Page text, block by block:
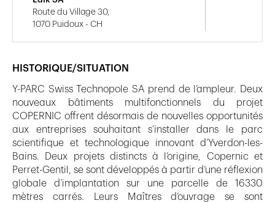
HISTORIQUE/SITUATION
Y-PARC Swiss Technopole SA prend de l’ampleur. Deux
nouveaux bâtiments multifonctionnels du projet
COPERNIC offrent désormais de nouvelles opportunités
aux entreprises souhaitant s’installer dans le parc
scientifique et technologique innovant d’Yverdon-les-
Bains. Deux projets distincts à l’origine, Copernic et
Perret-Gentil, se sont développés à partir d’une réflexion
globale d’implantation sur une parcelle de 16330
mètres carrés. Leurs Maîtres d’ouvrage se sont
Route du Village 30,
1070 Puidoux - CH